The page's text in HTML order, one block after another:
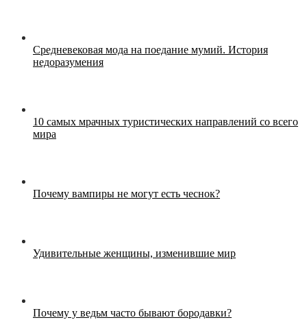
Средневековая мода на поедание мумий. История
недоразумения
10 самых мрачных туристических направлений со всего
мира
Почему вампиры не могут есть чеснок?
Удивительные женщины, изменившие мир
Почему у ведьм часто бывают бородавки?